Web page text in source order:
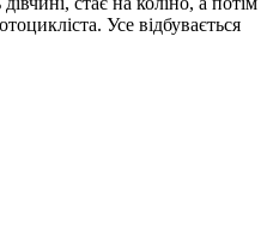
Усе відбувається